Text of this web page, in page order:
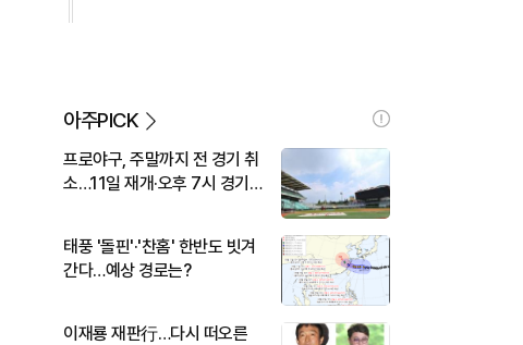
아주PICK
프로야구, 주말까지 전 경기 취
소…11일 재개·오후 7시 경기
태풍 '돌핀'·'찬홈' 한반도 빗겨
간다…예상 경로는?
이재룡 재판行…다시 떠오른